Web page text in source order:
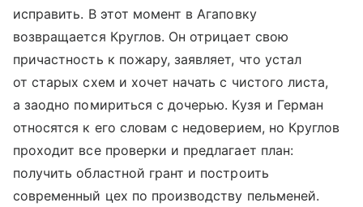
исправить. В этот момент в Агаповку
возвращается Круглов. Он отрицает свою
причастность к пожару, заявляет, что устал
от старых схем и хочет начать с чистого листа,
а заодно помириться с дочерью. Кузя и Герман
относятся к его словам с недоверием, но Круглов
проходит все проверки и предлагает план:
получить областной грант и построить
современный цех по производству пельменей.